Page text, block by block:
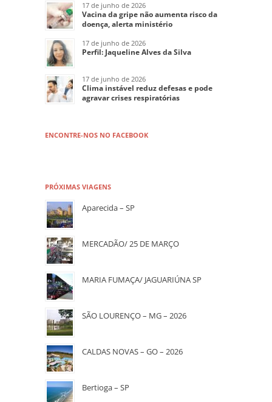
17 de junho de 2026
Vacina da gripe não aumenta risco da
doença, alerta ministério
17 de junho de 2026
Perfil: Jaqueline Alves da Silva
17 de junho de 2026
Clima instável reduz defesas e pode
agravar crises respiratórias
ENCONTRE-NOS NO FACEBOOK
PRÓXIMAS VIAGENS
Aparecida – SP
MERCADÃO/ 25 DE MARÇO
MARIA FUMAÇA/ JAGUARIÚNA SP
SÃO LOURENÇO – MG – 2026
CALDAS NOVAS – GO – 2026
Bertioga – SP